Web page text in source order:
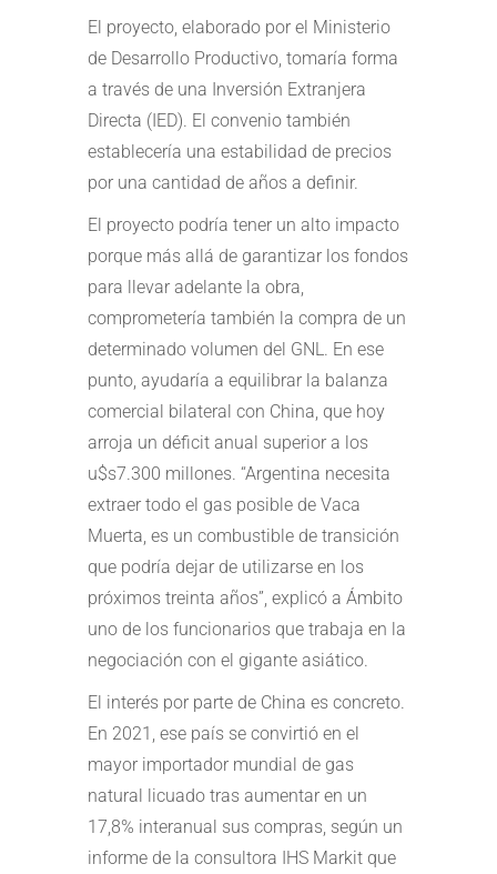
El proyecto, elaborado por el Ministerio
de Desarrollo Productivo, tomaría forma
a través de una Inversión Extranjera
Directa (IED). El convenio también
establecería una estabilidad de precios
por una cantidad de años a definir.
El proyecto podría tener un alto impacto
porque más allá de garantizar los fondos
para llevar adelante la obra,
comprometería también la compra de un
determinado volumen del GNL. En ese
punto, ayudaría a equilibrar la balanza
comercial bilateral con China, que hoy
arroja un déficit anual superior a los
u$s7.300 millones. “Argentina necesita
extraer todo el gas posible de Vaca
Muerta, es un combustible de transición
que podría dejar de utilizarse en los
próximos treinta años”, explicó a Ámbito
uno de los funcionarios que trabaja en la
negociación con el gigante asiático.
El interés por parte de China es concreto.
En 2021, ese país se convirtió en el
mayor importador mundial de gas
natural licuado tras aumentar en un
17,8% interanual sus compras, según un
informe de la consultora IHS Markit que